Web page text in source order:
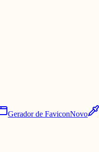
Gerador de FaviconNovo